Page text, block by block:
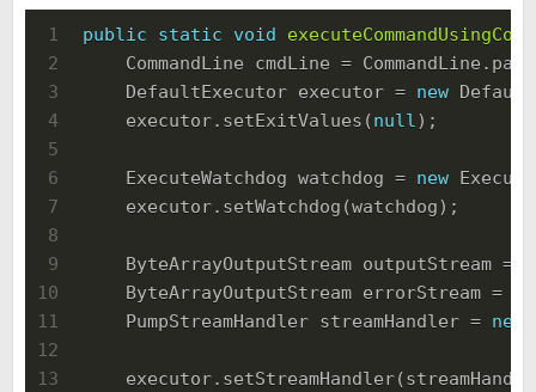
1
2
3
4
5
6
7
8
9
10
11
12
13
public static void
CommandLine cmdLine =
    DefaultExecutor executor =
new
    executor.setExitValues(
null);
    ExecuteWatchdog watchdog =
new
    executor.setWatchdog(watchdog);
    ByteArrayOutputStream outputStream =
    ByteArrayOutputStream errorStream =
    PumpStreamHandler streamHandler =
new